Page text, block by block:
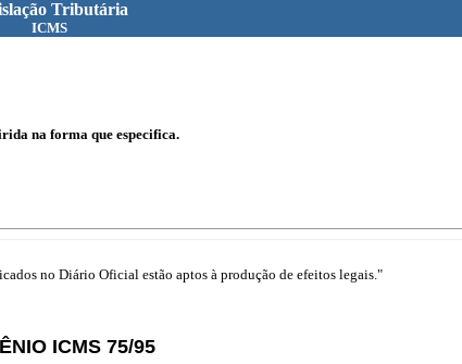
Tributária
ICMS
na forma que especifica.
no Diário Oficial estão aptos à produção de efeitos legais."
ICMS 75/95